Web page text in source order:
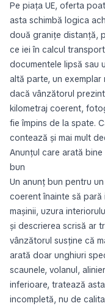
Pe piața UE, oferta
asta schimbă logica
două granițe distanță,
ce iei în calcul
documentele lipsă sau
altă parte, un exemplar
dacă vânzătorul
kilometraj coerent,
fie împins de la spate.
contează și mai mult
Anunțul care arată
bun
Un anunț bun pentru un
coerent înainte să pară
mașinii, uzura
și descrierea scrisă ar
vânzătorul susține că
arată doar unghiuri
scaunele, volanul,
inferioare, tratează
incompletă, nu de